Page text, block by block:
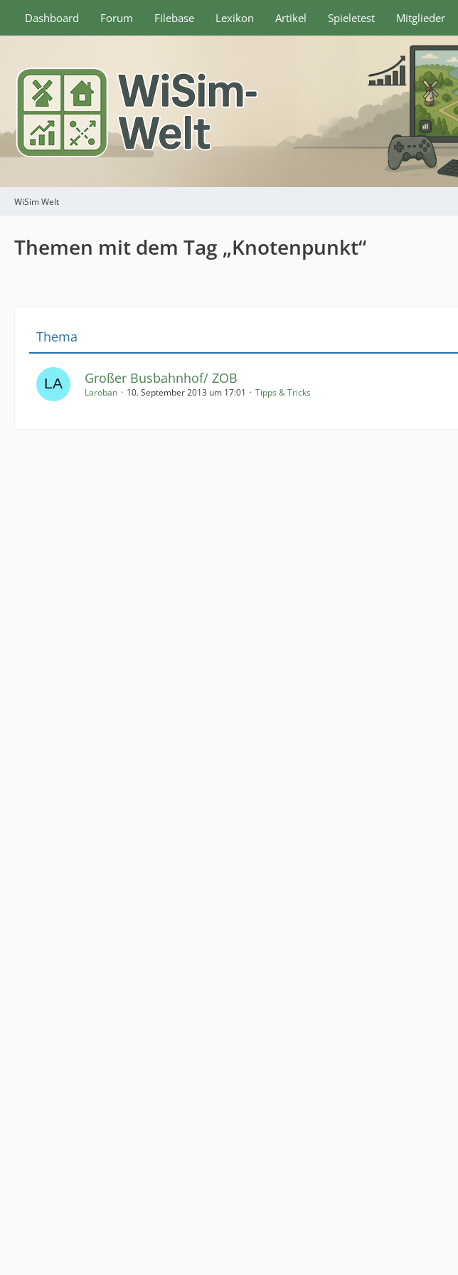
Dashboard Forum Filebase Lexikon Artikel Spieletest Mitglieder
WiSim Welt
Themen mit dem Tag „Knotenpunkt“
Thema
Großer Busbahnhof/ ZOB
Laroban 10. September 2013 um 17:01 Tipps & Tricks